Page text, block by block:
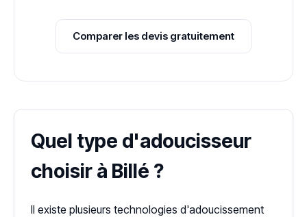
Comparer les devis gratuitement
Quel type d'adoucisseur
choisir à Billé ?
Il existe plusieurs technologies d'adoucissement